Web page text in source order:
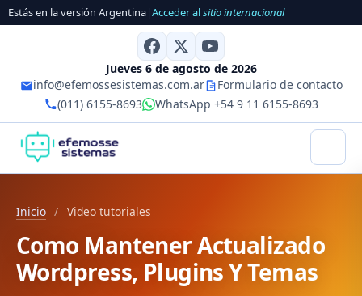
Estás en la versión Argentina|Acceder alsitio internacional
Jueves 6 de agosto de 2026
info@efemossesistemas.com.ar
Formulario de contacto
(011) 6155-8693
WhatsApp +54 9 11 6155-8693
Inicio / Video tutoriales
Como Mantener Actualizado
Wordpress, Plugins Y Temas